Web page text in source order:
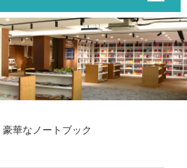
豪華なノートブック